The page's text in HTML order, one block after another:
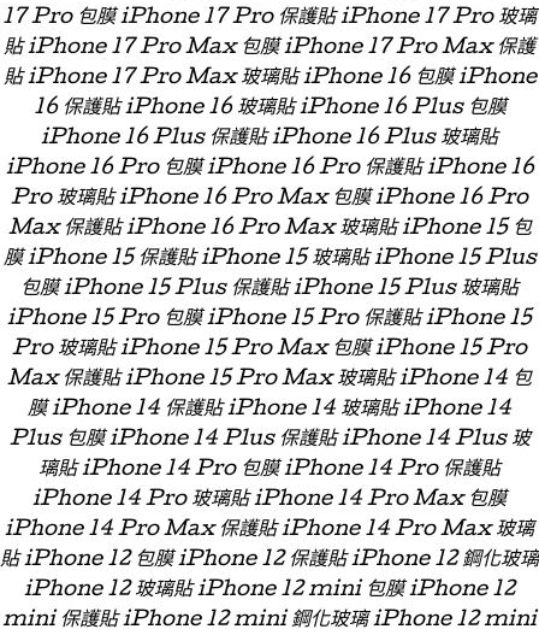
17 Pro 包膜 iPhone 17 Pro 保護貼 iPhone 17 Pro 玻璃
貼 iPhone 17 Pro Max 包膜 iPhone 17 Pro Max 保護
貼 iPhone 17 Pro Max 玻璃貼 iPhone 16 包膜 iPhone
16 保護貼 iPhone 16 玻璃貼 iPhone 16 Plus 包膜
iPhone 16 Plus 保護貼 iPhone 16 Plus 玻璃貼
iPhone 16 Pro 包膜 iPhone 16 Pro 保護貼 iPhone 16
Pro 玻璃貼 iPhone 16 Pro Max 包膜 iPhone 16 Pro
Max 保護貼 iPhone 16 Pro Max 玻璃貼 iPhone 15 包
膜 iPhone 15 保護貼 iPhone 15 玻璃貼 iPhone 15 Plus
包膜 iPhone 15 Plus 保護貼 iPhone 15 Plus 玻璃貼
iPhone 15 Pro 包膜 iPhone 15 Pro 保護貼 iPhone 15
Pro 玻璃貼 iPhone 15 Pro Max 包膜 iPhone 15 Pro
Max 保護貼 iPhone 15 Pro Max 玻璃貼 iPhone 14 包
膜 iPhone 14 保護貼 iPhone 14 玻璃貼 iPhone 14
Plus 包膜 iPhone 14 Plus 保護貼 iPhone 14 Plus 玻
璃貼 iPhone 14 Pro 包膜 iPhone 14 Pro 保護貼
iPhone 14 Pro 玻璃貼 iPhone 14 Pro Max 包膜
iPhone 14 Pro Max 保護貼 iPhone 14 Pro Max 玻璃
貼 iPhone 12 包膜 iPhone 12 保護貼 iPhone 12 鋼化玻璃
iPhone 12 玻璃貼 iPhone 12 mini 包膜 iPhone 12
mini 保護貼 iPhone 12 mini 鋼化玻璃 iPhone 12 mini